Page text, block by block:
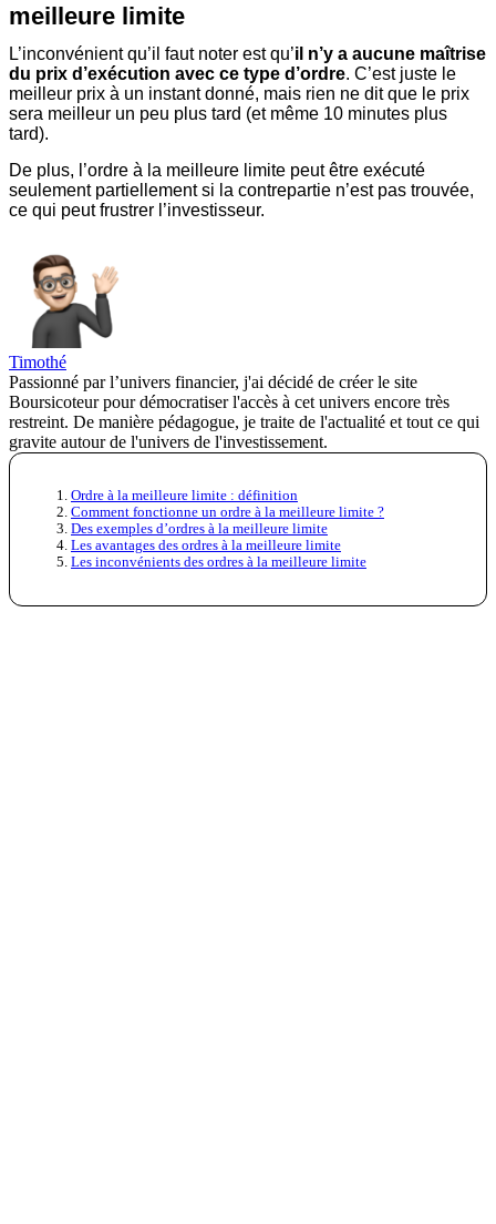
meilleure limite
L’inconvénient qu’il faut noter est qu’il n’y a aucune maîtrise
du prix d’exécution avec ce type d’ordre. C’est juste le
meilleur prix à un instant donné, mais rien ne dit que le prix
sera meilleur un peu plus tard (et même 10 minutes plus
tard).
De plus, l’ordre à la meilleure limite peut être exécuté
seulement partiellement si la contrepartie n’est pas trouvée,
ce qui peut frustrer l’investisseur.
Timothé
Passionné par l’univers financier, j'ai décidé de créer le site
Boursicoteur pour démocratiser l'accès à cet univers encore très
restreint. De manière pédagogue, je traite de l'actualité et tout ce qui
gravite autour de l'univers de l'investissement.
Ordre à la meilleure limite : définition
Comment fonctionne un ordre à la meilleure limite ?
Des exemples d’ordres à la meilleure limite
Les avantages des ordres à la meilleure limite
Les inconvénients des ordres à la meilleure limite